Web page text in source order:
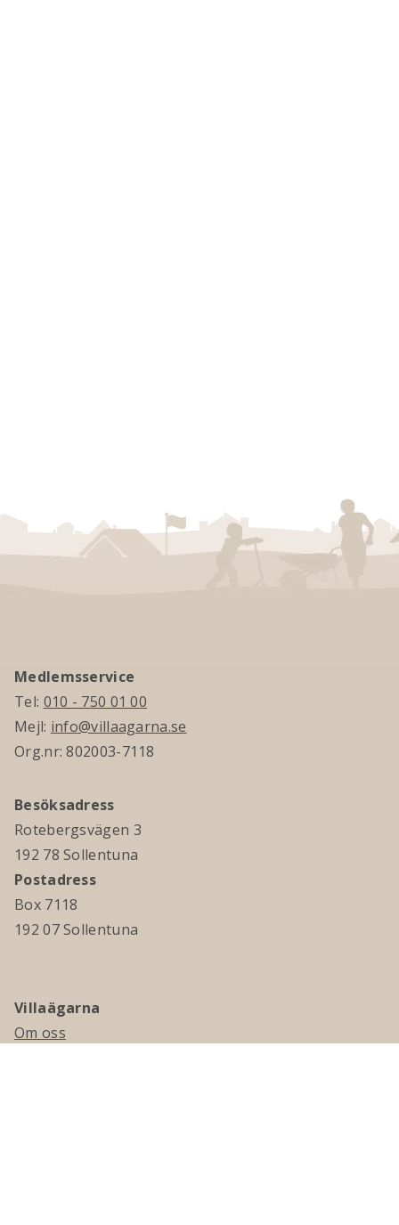
Medlemsservice
Tel: 010 - 750 01 00
Mejl: info@villaagarna.se
Org.nr: 802003-7118
Besöksadress
Rotebergsvägen 3
192 78 Sollentuna
Postadress
Box 7118
192 07 Sollentuna
Villaägarna
Om oss